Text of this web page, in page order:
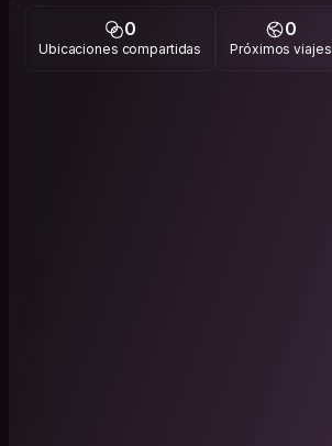
0
Ubicaciones compartidas
0
Próximos viajes